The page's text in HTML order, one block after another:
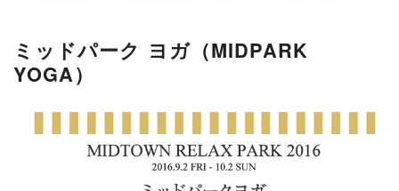
ミッドパーク ヨガ（MIDPARK
YOGA）